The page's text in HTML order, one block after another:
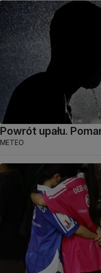
Powrót upału.
METEO